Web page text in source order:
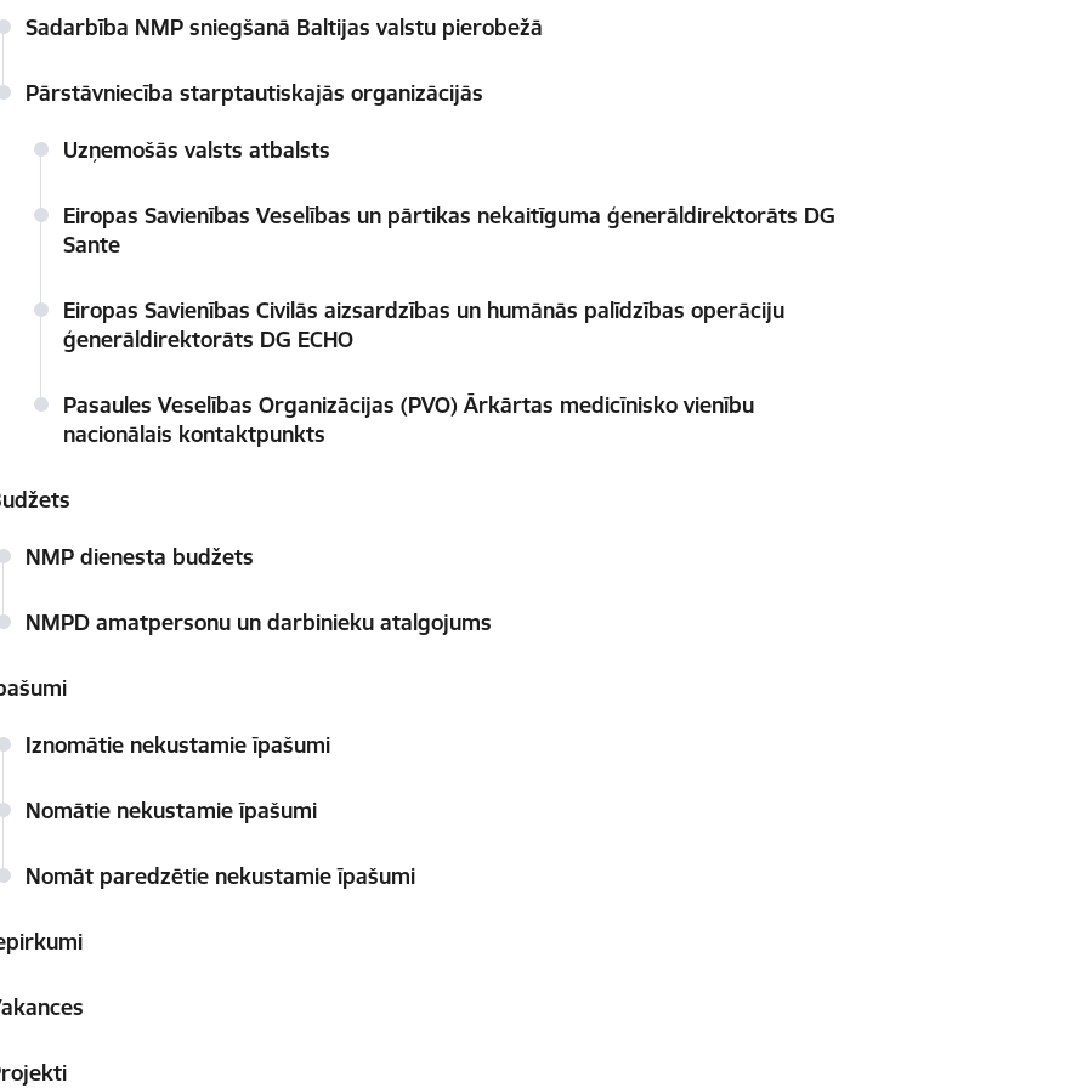
Sadarbība NMP sniegšanā Baltijas valstu pierobežā
Pārstāvniecība starptautiskajās organizācijās
Uzņemošās valsts atbalsts
Eiropas Savienības Veselības un pārtikas nekaitīguma ģenerāldirektorāts DG
Sante
Eiropas Savienības Civilās aizsardzības un humānās palīdzības operāciju
ģenerāldirektorāts DG ECHO
Pasaules Veselības Organizācijas (PVO) Ārkārtas medicīnisko vienību
nacionālais kontaktpunkts
NMP dienesta budžets
NMPD amatpersonu un darbinieku atalgojums
Iznomātie nekustamie īpašumi
Nomātie nekustamie īpašumi
Nomāt paredzētie nekustamie īpašumi